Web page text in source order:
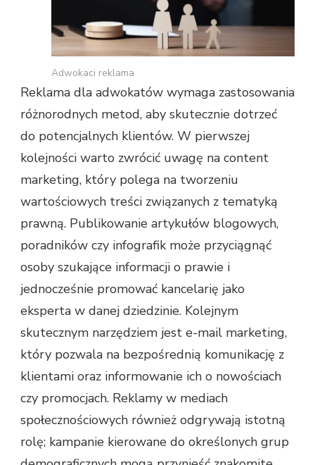
Adwokaci reklama
Reklama dla adwokatów wymaga zastosowania
różnorodnych metod, aby skutecznie dotrzeć
do potencjalnych klientów. W pierwszej
kolejności warto zwrócić uwagę na content
marketing, który polega na tworzeniu
wartościowych treści związanych z tematyką
prawną. Publikowanie artykułów blogowych,
poradników czy infografik może przyciągnąć
osoby szukające informacji o prawie i
jednocześnie promować kancelarię jako
eksperta w danej dziedzinie. Kolejnym
skutecznym narzędziem jest e-mail marketing,
który pozwala na bezpośrednią komunikację z
klientami oraz informowanie ich o nowościach
czy promocjach. Reklamy w mediach
społecznościowych również odgrywają istotną
rolę; kampanie kierowane do określonych grup